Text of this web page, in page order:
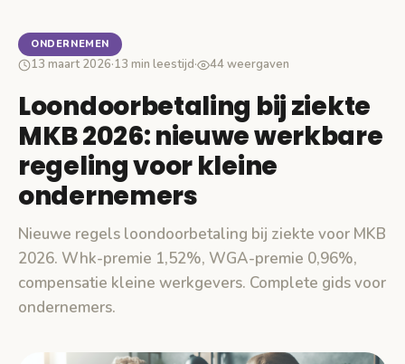
ONDERNEMEN
13 maart 2026·13 min leestijd· 44 weergaven
Loondoorbetaling bij ziekte
MKB 2026: nieuwe werkbare
regeling voor kleine
ondernemers
Nieuwe regels loondoorbetaling bij ziekte voor MKB
2026. Whk-premie 1,52%, WGA-premie 0,96%,
compensatie kleine werkgevers. Complete gids voor
ondernemers.